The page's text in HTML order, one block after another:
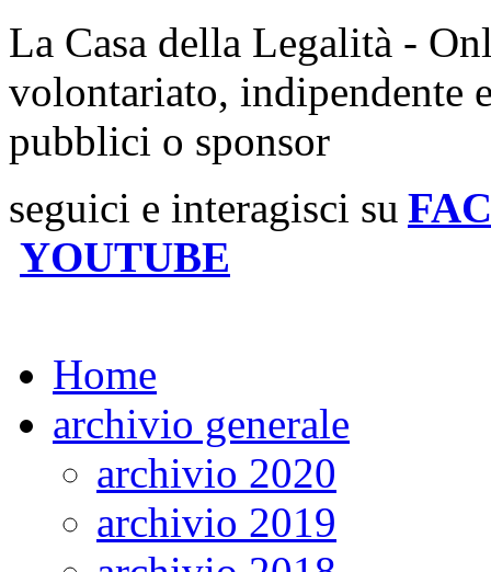
La Casa della Legalità -
volontariato, indipendente
pubblici o sponsor
seguici e interagisci su
YOUTUBE
Home
archivio generale
archivio 2020
archivio 2019